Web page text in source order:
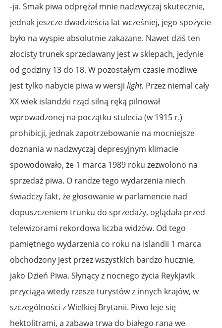
-ja. Smak piwa odprężał mnie nadzwyczaj skutecznie,
jednak jeszcze dwadzieścia lat wcześniej, jego spożycie
było na wyspie absolutnie zakazane. Nawet dziś ten
złocisty trunek sprzedawany jest w sklepach, jedynie
od godziny 13 do 18. W pozostałym czasie możliwe
jest tylko nabycie piwa w wersji light. Przez niemal cały
XX wiek islandzki rząd silną ręką pilnował
wprowadzonej na początku stulecia (w 1915 r.)
prohibicji, jednak zapotrzebowanie na mocniejsze
doznania w nadzwyczaj depresyjnym klimacie
spowodowało, że 1 marca 1989 roku zezwolono na
sprzedaż piwa. O randze tego wydarzenia niech
świadczy fakt, że głosowanie w parlamencie nad
dopuszczeniem trunku do sprzedaży, oglądała przed
telewizorami rekordowa liczba widzów. Od tego
pamiętnego wydarzenia co roku na Islandii 1 marca
obchodzony jest przez wszystkich bardzo hucznie,
jako Dzień Piwa. Słynący z nocnego życia Reykjavik
przyciąga wtedy rzesze turystów z innych krajów, w
szczególności z Wielkiej Brytanii. Piwo leje się
hektolitrami, a zabawa trwa do białego rana we